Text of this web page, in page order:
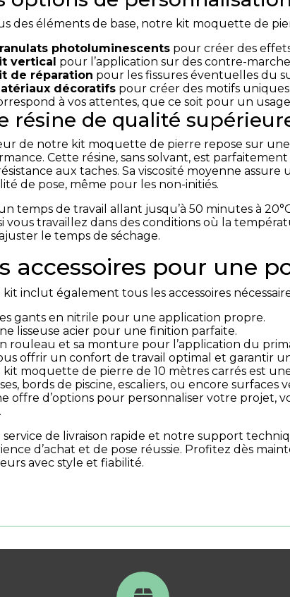
des éléments de base, notre kit moquette de
photoluminescents pour créer des
vertical pour l’application sur des contre-
de réparation pour les fissures éventuelles du
décoratifs pour créer des motifs
à vos attentes, que ce soit pour un
résine de qualité
de notre kit moquette de pierre repose sur
Cette résine, sans solvant, est
aux taches. Sa viscosité moyenne
de pose, même pour les non-initiés.
temps de travail allant jusqu’à 50 minutes à
vous travaillez dans des conditions où la
le temps de séchage.
accessoires pour une
inclut également tous les accessoires
gants en nitrile pour une application propre.
lisseuse acier pour une finition parfaite.
rouleau et sa monture pour l’application du
offrir un confort de travail optimal et garantir
kit moquette de pierre de 10 mètres carrés est
bords de piscine, escaliers, ou encore
offre d’options pour personnaliser votre projet,
service de livraison rapide et notre support
d’achat et de pose réussie. Profitez dès
avec style et fiabilité.